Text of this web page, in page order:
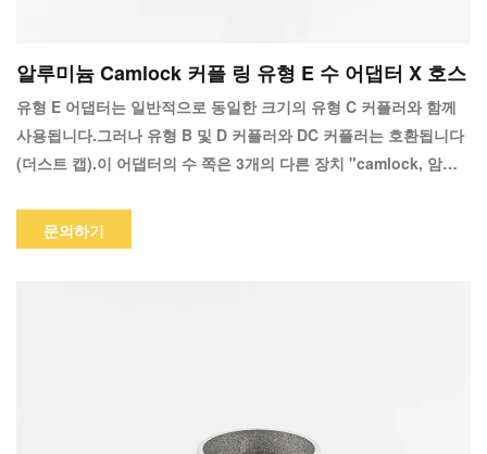
알루미늄 Camlock 커플 링 유형 E 수 어댑터 X 호스
유형 E 어댑터는 일반적으로 동일한 크기의 유형 C 커플러와 함께
사용됩니다.그러나 유형 B 및 D 커플러와 DC 커플러는 호환됩니다
(더스트 캡).이 어댑터의 수 쪽은 3개의 다른 장치 "camlock, 암에
착됩니다. Camlock 커플링의 가장 중요한 장점 중 하나는 높은 서
비스 신뢰성입니다.
문의하기